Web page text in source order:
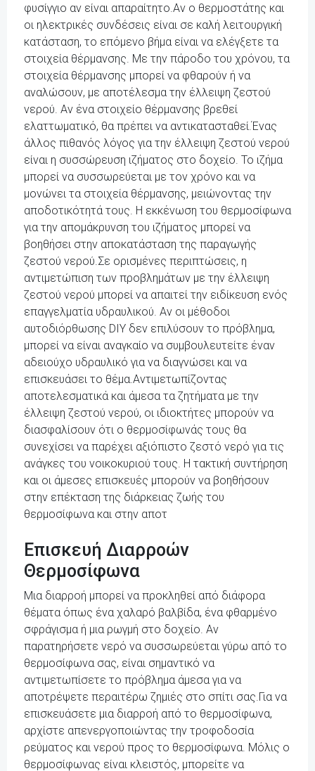
φυσίγγιο αν είναι απαραίτητο.Αν ο θερμοστάτης και
οι ηλεκτρικές συνδέσεις είναι σε καλή λειτουργική
κατάσταση, το επόμενο βήμα είναι να ελέγξετε τα
στοιχεία θέρμανσης. Με την πάροδο του χρόνου, τα
στοιχεία θέρμανσης μπορεί να φθαρούν ή να
αναλώσουν, με αποτέλεσμα την έλλειψη ζεστού
νερού. Αν ένα στοιχείο θέρμανσης βρεθεί
ελαττωματικό, θα πρέπει να αντικατασταθεί.Ένας
άλλος πιθανός λόγος για την έλλειψη ζεστού νερού
είναι η συσσώρευση ιζήματος στο δοχείο. Το ιζήμα
μπορεί να συσσωρεύεται με τον χρόνο και να
μονώνει τα στοιχεία θέρμανσης, μειώνοντας την
αποδοτικότητά τους. Η εκκένωση του θερμοσίφωνα
για την απομάκρυνση του ιζήματος μπορεί να
βοηθήσει στην αποκατάσταση της παραγωγής
ζεστού νερού.Σε ορισμένες περιπτώσεις, η
αντιμετώπιση των προβλημάτων με την έλλειψη
ζεστού νερού μπορεί να απαιτεί την ειδίκευση ενός
επαγγελματία υδραυλικού. Αν οι μέθοδοι
αυτοδιόρθωσης DIY δεν επιλύσουν το πρόβλημα,
μπορεί να είναι αναγκαίο να συμβουλευτείτε έναν
αδειούχο υδραυλικό για να διαγνώσει και να
επισκευάσει το θέμα.Αντιμετωπίζοντας
αποτελεσματικά και άμεσα τα ζητήματα με την
έλλειψη ζεστού νερού, οι ιδιοκτήτες μπορούν να
διασφαλίσουν ότι ο θερμοσίφωνάς τους θα
συνεχίσει να παρέχει αξιόπιστο ζεστό νερό για τις
ανάγκες του νοικοκυριού τους. Η τακτική συντήρηση
και οι άμεσες επισκευές μπορούν να βοηθήσουν
στην επέκταση της διάρκειας ζωής του
θερμοσίφωνα και στην αποτ
Επισκευή Διαρροών
Θερμοσίφωνα
Μια διαρροή μπορεί να προκληθεί από διάφορα
θέματα όπως ένα χαλαρό βαλβίδα, ένα φθαρμένο
σφράγισμα ή μια ρωγμή στο δοχείο. Αν
παρατηρήσετε νερό να συσσωρεύεται γύρω από το
θερμοσίφωνα σας, είναι σημαντικό να
αντιμετωπίσετε το πρόβλημα άμεσα για να
αποτρέψετε περαιτέρω ζημιές στο σπίτι σας.Για να
επισκευάσετε μια διαρροή από το θερμοσίφωνα,
αρχίστε απενεργοποιώντας την τροφοδοσία
ρεύματος και νερού προς το θερμοσίφωνα. Μόλις ο
θερμοσίφωνας είναι κλειστός, μπορείτε να